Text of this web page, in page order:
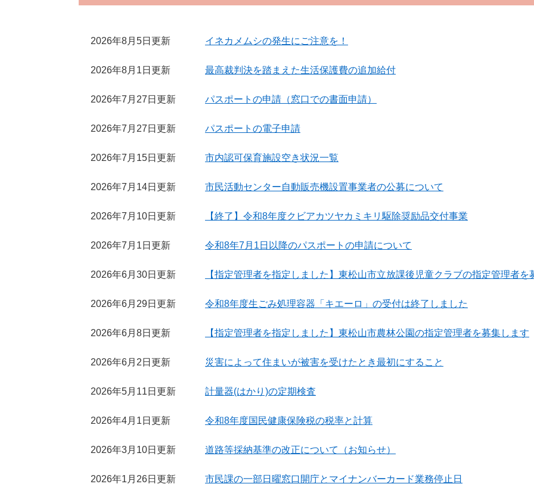
2026年8月5日更新 イネカメムシの発生にご注意を！
2026年8月1日更新 最高裁判決を踏まえた生活保護費の追加給付
2026年7月27日更新 パスポートの申請（窓口での書面申請）
2026年7月27日更新 パスポートの電子申請
2026年7月15日更新 市内認可保育施設空き状況一覧
2026年7月14日更新 市民活動センター自動販売機設置事業者の公募について
2026年7月10日更新 【終了】令和8年度クビアカツヤカミキリ駆除奨励品交付事業
2026年7月1日更新 令和8年7月1日以降のパスポートの申請について
2026年6月30日更新 【指定管理者を指定しました】東松山市立放課後児童クラブの指定管理者を
2026年6月29日更新 令和8年度生ごみ処理容器「キエーロ」の受付は終了しました
2026年6月8日更新 【指定管理者を指定しました】東松山市農林公園の指定管理者を募集します
2026年6月2日更新 災害によって住まいが被害を受けたとき最初にすること
2026年5月11日更新 計量器(はかり)の定期検査
2026年4月1日更新 令和8年度国民健康保険税の税率と計算
2026年3月10日更新 道路等採納基準の改正について（お知らせ）
2026年1月26日更新 市民課の一部日曜窓口開庁とマイナンバーカード業務停止日